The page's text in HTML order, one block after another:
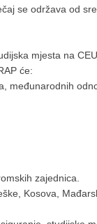
se održava od
mjesta na
će:
međunarodnih
zajednica.
Kosova,